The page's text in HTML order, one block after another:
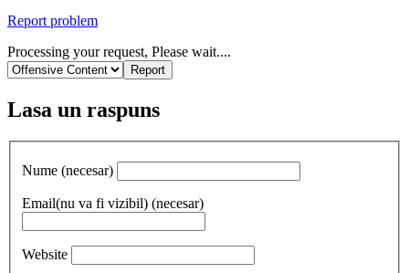
Report problem
Processing your request, Please wait....
Lasa un raspuns
Nume (necesar)
Email(nu va fi vizibil) (necesar)
Website